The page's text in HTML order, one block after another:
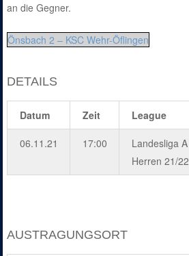
an die Gegner.
Önsbach 2 – KSC Wehr-Öflingen
DETAILS
Datum Zeit League
06.11.21 17:00
Landesliga A
Herren 21/22
AUSTRAGUNGSORT